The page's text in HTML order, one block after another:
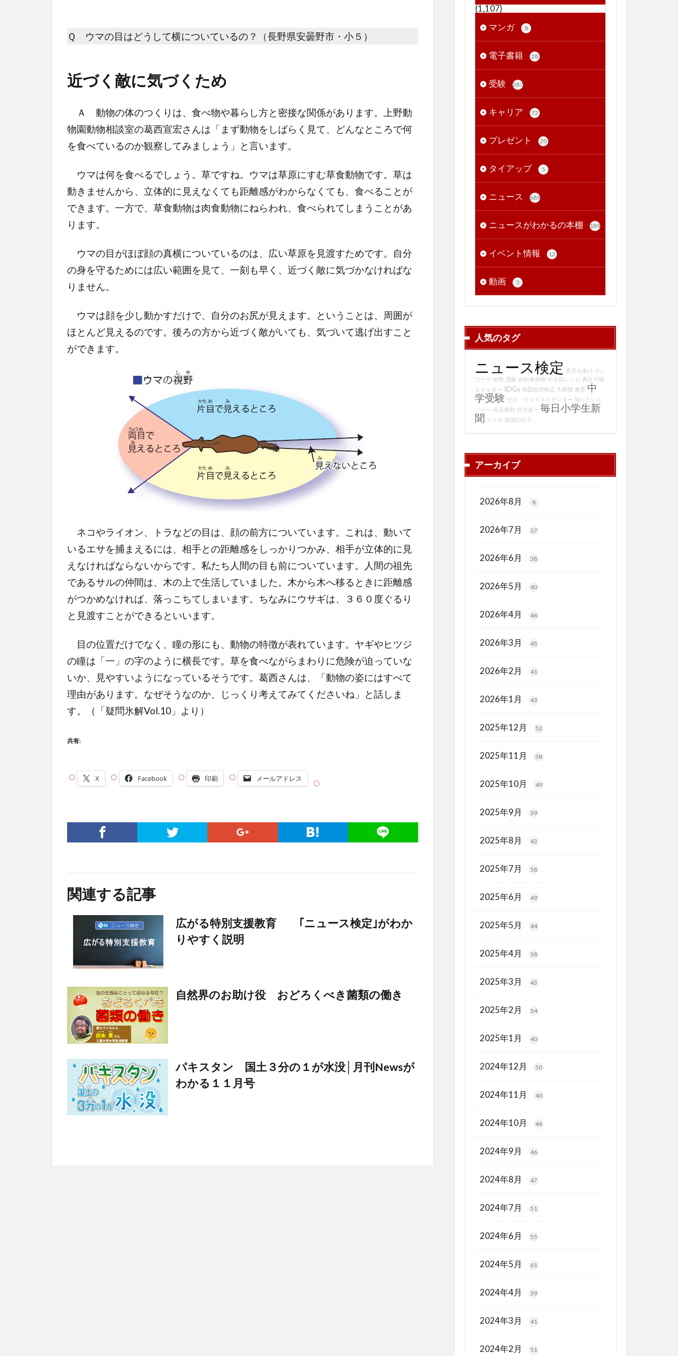
Ｑ ウマの目はどうして横についているの？（長野県安曇野市・小５）
近づく敵に気づくため
Ａ 動物の体のつくりは、食べ物や暮らし方と密接な関係があります。上野動
物園動物相談室の葛西宣宏さんは「まず動物をしばらく見て、どんなところで何
を食べているのか観察してみましょう」と言います。
ウマは何を食べるでしょう。草ですね。ウマは草原にすむ草食動物です。草は
動きませんから、立体的に見えなくても距離感がわからなくても、食べることが
できます。一方で、草食動物は肉食動物にねらわれ、食べられてしまうことがあ
ります。
ウマの目がほぼ顔の真横についているのは、広い草原を見渡すためです。自分
の身を守るためには広い範囲を見て、一刻も早く、近づく敵に気づかなければな
りません。
ウマは顔を少し動かすだけで、自分のお尻が見えます。ということは、周囲が
ほとんど見えるのです。後ろの方から近づく敵がいても、気づいて逃げ出すこと
ができます。
ネコやライオン、トラなどの目は、顔の前方についています。これは、動いて
いるエサを捕まえるには、相手との距離感をしっかりつかみ、相手が立体的に見
えなければならないからです。私たち人間の目も前についています。人間の祖先
であるサルの仲間は、木の上で生活していました。木から木へ移るときに距離感
がつかめなければ、落っこちてしまいます。ちなみにウサギは、３６０度ぐるり
と見渡すことができるといいます。
目の位置だけでなく、瞳の形にも、動物の特徴が表れています。ヤギやヒツジ
の瞳は「一」の字のように横長です。草を食べながらまわりに危険が迫っていな
いか、見やすいようになっているそうです。葛西さんは、「動物の姿にはすべて
理由があります。なぜそうなのか、じっくり考えてみてくださいね」と話しま
す。（「疑問氷解Vol.10」より）
共有:
X Facebook 印刷 メールアドレス
関連する記事
広がる特別支援教育 ｢ニュース検定｣がわか
りやすく説明
自然界のお助け役 おどろくべき菌類の働き
パキスタン 国土３分の１が水没│月刊Newsが
わかる１１月号
(1,107)
マンガ
8
電子書籍 28
受験 287
キャリア 72
プレゼント 20
タイアップ 5
ニュース 689
ニュースがわかるの本棚 189
イベント情報 12
動画 3
人気のタグ
ニュース検定 青天を衝け テレ
ワーク 紙幣 受験 自転車保険 やる気レシピ
再生可能
エネルギー SDGs 地図地理検定 大相撲 教育 中
学受験 ゼロ・ウェイストセンター 知りたいん
ジャー 化石燃料 渋沢栄一 毎日小学生新
聞 スマホ 勉強の仕方
アーカイブ
2026年8月 8
2026年7月 37
2026年6月 38
2026年5月 40
2026年4月 46
2026年3月 45
2026年2月 41
2026年1月 43
2025年12月 52
2025年11月 38
2025年10月 49
2025年9月 39
2025年8月 43
2025年7月 58
2025年6月 49
2025年5月 44
2025年4月 38
2025年3月 43
2025年2月 34
2025年1月 40
2024年12月 50
2024年11月 40
2024年10月 46
2024年9月 46
2024年8月 47
2024年7月 51
2024年6月 55
2024年5月 61
2024年4月 39
2024年3月 41
2024年2月 51